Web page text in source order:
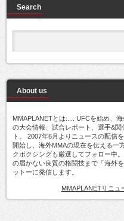
Search
About us
MMAPLANETとは..... UFCを始め、
の大会情報、試合レポート、選手&
ト。 2007年6月よりニュースの配信
開始し、海外MMAの現在を伝える一
クボクシングも厳選してフォロー中
の届かない良質の格闘技まで「海外
ットーに発信します。
MMAPLANETリニュ